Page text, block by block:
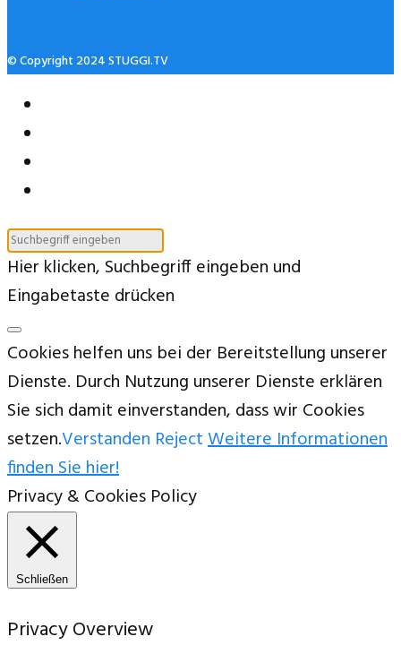
© Copyright 2024 STUGGI.TV
Hier klicken, Suchbegriff eingeben und
Eingabetaste drücken
Cookies helfen uns bei der Bereitstellung unserer
Dienste. Durch Nutzung unserer Dienste erklären
Sie sich damit einverstanden, dass wir Cookies
setzen.Verstanden RejectWeitere Informationen
finden Sie hier!
Privacy & Cookies Policy
Schließen
Privacy Overview